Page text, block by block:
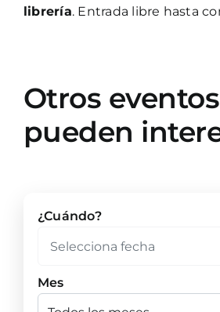
librería. Entrada libre hasta
Otros
pueden
¿Cuándo?
Mes